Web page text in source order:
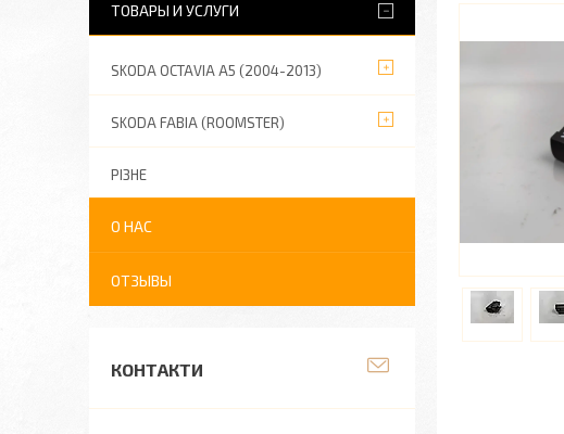
ТОВАРЫ И УСЛУГИ
SKODA OCTAVIA A5 (2004-2013)
SKODA FABIA (ROOMSTER)
РІЗНЕ
О НАС
ОТЗЫВЫ
КОНТАКТИ